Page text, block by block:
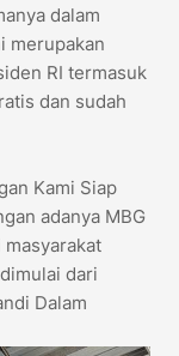
dalam
merupakan
RI termasuk
dan sudah
Kami Siap
adanya MBG
dari
Dalam